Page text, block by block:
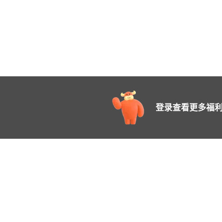
登录查看更多福